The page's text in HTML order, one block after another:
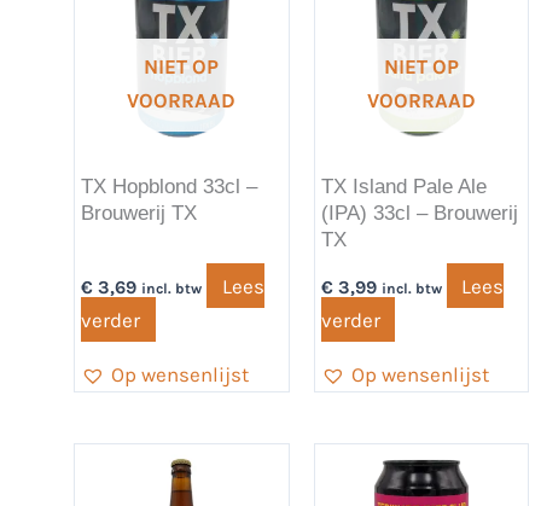
NIET OP
VOORRAAD
TX Hopblond 33cl –
Brouwerij TX
€ 3,69 incl. btw
Lees
verder
Op wensenlijst
NIET OP
VOORRAAD
TX Island Pale Ale
(IPA) 33cl – Brouwerij
TX
€3,99 incl. btw
Lees
verder
Op wensenlijst